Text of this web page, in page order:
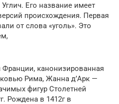
Его название имеет
происхождения. Первая
от слова «уголь». Это
Франции, канонизированная
Рима, Жанна д’Арк —
фигур Столетней
Рождена в 1412г в